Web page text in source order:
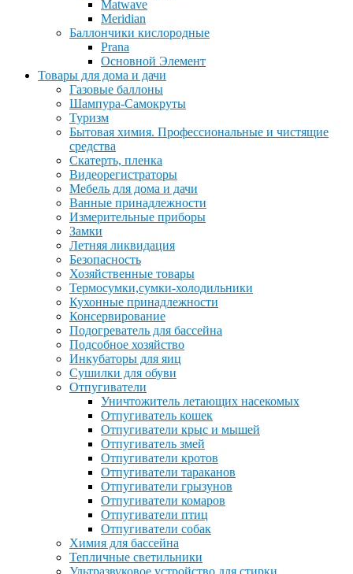
Matwave
Meridian
Баллончики кислородные
Prana
Основной Элемент
Товары для дома и дачи
Газовые баллоны
Шампура-Самокруты
Туризм
Бытовая химия. Профессиональные и чистящие
средства
Скатерть, пленка
Видеорегистраторы
Мебель для дома и дачи
Ванные принадлежности
Измерительные приборы
Замки
Летняя ликвидация
Безопасность
Хозяйственные товары
Термосумки,сумки-холодильники
Кухонные принадлежности
Консервирование
Подогреватель для бассейна
Подсобное хозяйство
Инкубаторы для яиц
Сушилки для обуви
Отпугиватели
Уничтожитель летающих насекомых
Отпугиватель кошек
Отпугиватели крыс и мышей
Отпугиватель змей
Отпугиватели кротов
Отпугиватели тараканов
Отпугиватели грызунов
Отпугиватели комаров
Отпугиватели птиц
Отпугиватели собак
Химия для бассейна
Тепличные светильники
Ультразвуковое устройство для стирки